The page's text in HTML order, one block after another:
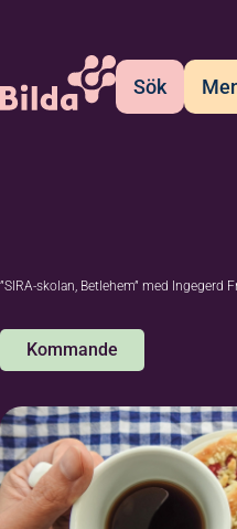
Sök
”SIRA-skolan, Betlehem” med Ingegerd
Kommande